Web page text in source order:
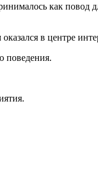
как повод
в центре
поведения.